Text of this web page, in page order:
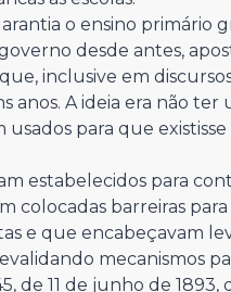
o ensino primário
desde antes,
inclusive em
anos. A ideia era não
usados para que
estabelecidos para
colocadas barreiras
e que encabeçavam
mecanismos
de 11 de junho de 1893,